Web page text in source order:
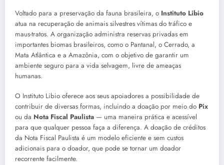
Voltado para a preservação da fauna brasileira, o Instituto Libio
atua na recuperação de animais silvestres vítimas do tráfico e
maus-tratos. A organização administra reservas privadas em
importantes biomas brasileiros, como o Pantanal, o Cerrado, a
Mata Atlântica e a Amazônia, com o objetivo de garantir um
ambiente seguro para a vida selvagem, livre de ameaças
humanas.
O Instituto Libio oferece aos seus apoiadores a possibilidade de
contribuir de diversas formas, incluindo a doação por meio do Pix
ou da Nota Fiscal Paulista — uma maneira prática e acessível
para que qualquer pessoa faça a diferença. A doação de créditos
da Nota Fiscal Paulista é um modelo eficiente e sem custos
adicionais para o doador, que pode se tornar um doador
recorrente facilmente.